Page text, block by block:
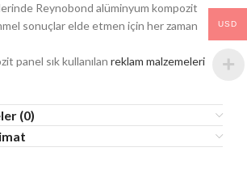
Reynobond alüminyum kompozit
sonuçlar elde etmen için her zaman
panel sık kullanılan reklam malzemeleri
(0)
USD